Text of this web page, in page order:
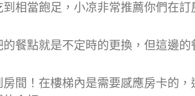
到相當飽足，小凉非常推薦你們在訂
的餐點就是不定時的更換，但這邊的
房間！在樓梯內是需要感應房卡的